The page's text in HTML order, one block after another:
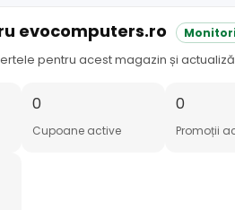
evocomputers.ro
pentru acest magazin și
0
Cupoane active
0
Promoții